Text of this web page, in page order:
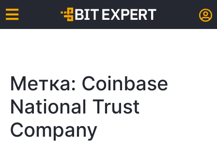
Метка: Coinbase
National Trust
Company